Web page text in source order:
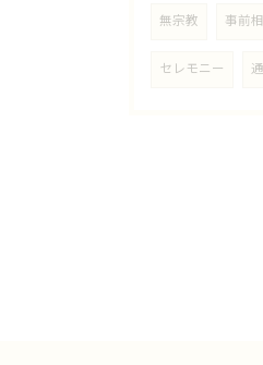
無宗教 事前
セレモニー